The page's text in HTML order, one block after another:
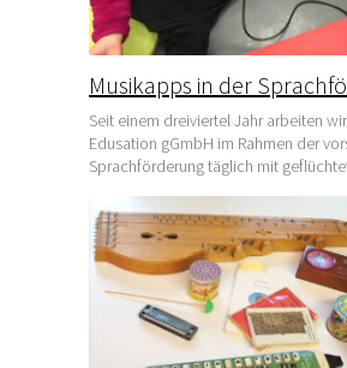
Musikapps in der
Seit einem dreiviertel Jahr arbeiten
Edusation gGmbH im Rahmen der
Sprachförderung täglich mit